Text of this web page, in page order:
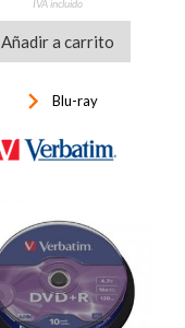
IVA incluido
Añadir a carrito
keyboard_arrow_right Blu-ray